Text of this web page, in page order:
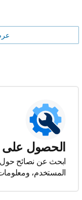
الحصول على
ابحث عن نصائح حول
المستخدم،